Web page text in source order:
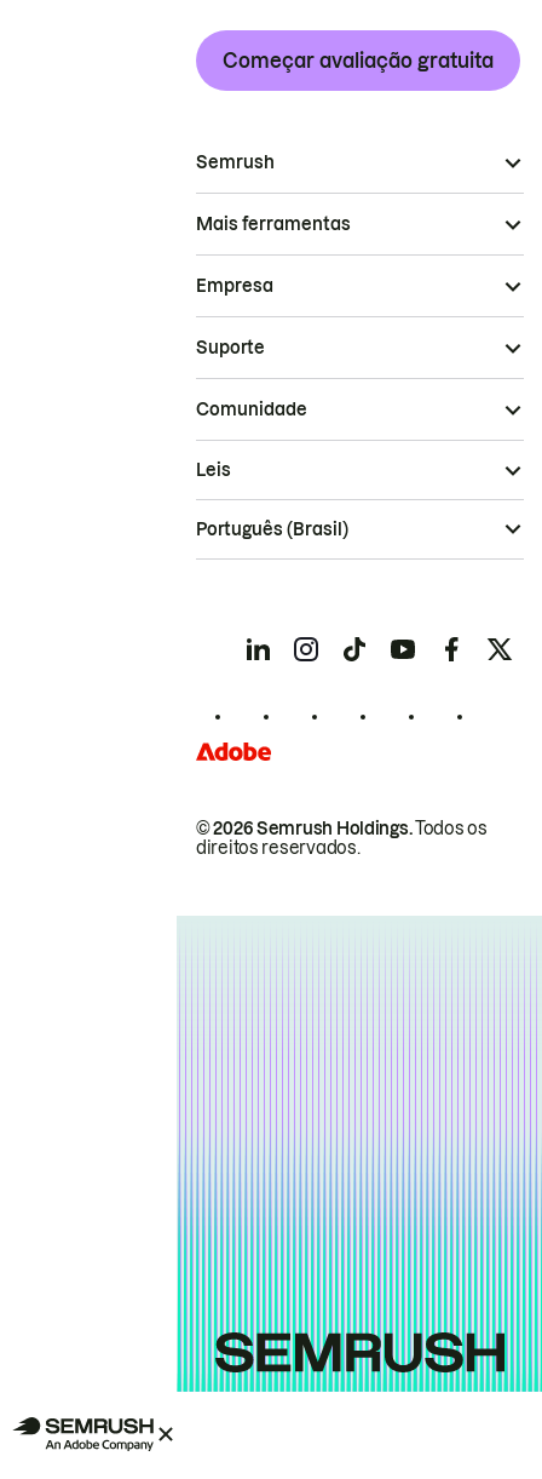
Começar avaliação gratuita
Semrush
Mais ferramentas
Empresa
Suporte
Comunidade
© 2026 Semrush Holdings.Todos os
direitos reservados.
Leis
Português (Brasil)